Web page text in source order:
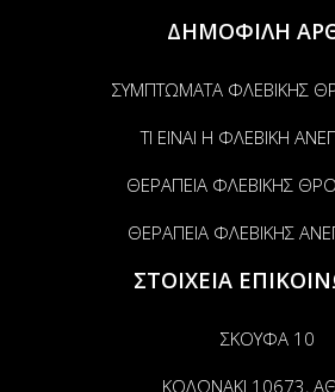
ΔΗΜΟΦΙΛΗ
ΣΥΜΠΤΩΜΑΤΑ ΦΛΕΒΙΚΗΣ
ΤΙ ΕΙΝΑΙ Η ΦΛΕΒΙΚΗ
ΘΕΡΑΠΕΙΑ ΦΛΕΒΙΚΗΣ
ΘΕΡΑΠΕΙΑ ΦΛΕΒΙΚΗΣ
ΣΤΟΙΧΕΙΑ
ΣΚΟΥΦΑ 10
ΚΟΛΩΝΑΚΙ 10673,